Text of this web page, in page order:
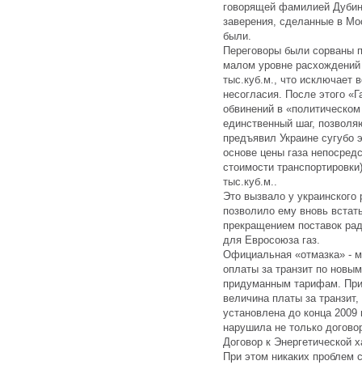
говорящей фамилией
заверения, сделанные в
были.
Переговоры были сорваны
малом уровне
тыс.куб.м., что исключает
несогласия. После этого
обвинений в
единственный шаг,
предъявил Украине сугубо
основе цены газа
стоимости
тыс.куб.м..
Это вызвало у
позволило ему вновь
прекращением поставок
для Евросоюза газ.
Официальная «отмазка» -
оплаты за транзит по
придуманным тарифам. При
величина платы за
установлена до конца 2009
нарушила не только
Договор к Энергетической
При этом никаких проблем